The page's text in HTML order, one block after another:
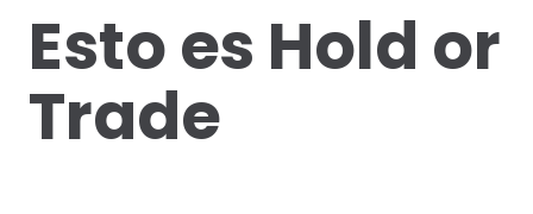
Esto es Hold or
Trade